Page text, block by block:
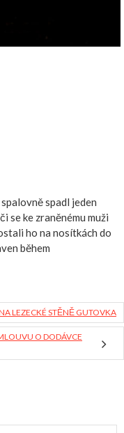
spadl jeden
se ke zraněnému muži
ho na nosítkách do
během
LEZECKÉ STĚNĚ GUTOVKA
O DODÁVCE